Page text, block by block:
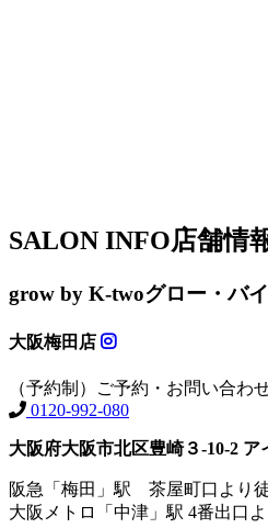
SALON INFO店舗情
grow by K-twoグロー・バ
大阪梅田店
（予約制）ご予約・お問い合わ
0120-992-080
大阪府大阪市北区豊崎３-10-2
阪急「梅田」駅 茶屋町口より
大阪メトロ「中津」駅 4番出口